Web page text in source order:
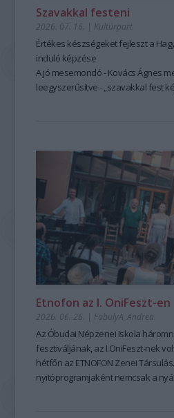
Szavakkal festeni
2026. 07. 16. | Kultúrpart
Értékes készségeket fejleszt a
induló képzése
A jó mesemondó - Kovács Ágnes
leegyszerűsítve - „szavakkal fest
mesemondás nemcsak művészi
magabiztosabb megszólaláshoz,
előadói, pedagógusi jelenlétet,
kommunikációt is – olyan
korunkban is hangsúlyozottan
nagyszerű lehetőséget az idén 25
ősszel induló képzése, mely
közművelődési szakemberek
szakmai és gyakorlati tudást a
tanításának módszertanáról.
Évi
a
-
Etnofon az I. OniFeszt-en
2026. 06. 26. | FabulyA_Andrea
Az Óbudai Népzenei Iskola
fesztiváljának, az I.OniFeszt-nek
hétfőn az ETNOFON Zenei
nyitóprogramjaként nemcsak a